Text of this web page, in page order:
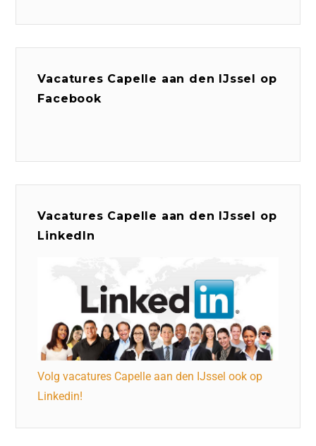
Vacatures Capelle aan den IJssel op
Facebook
Vacatures Capelle aan den IJssel op
LinkedIn
Volg vacatures Capelle aan den IJssel ook op
Linkedin!